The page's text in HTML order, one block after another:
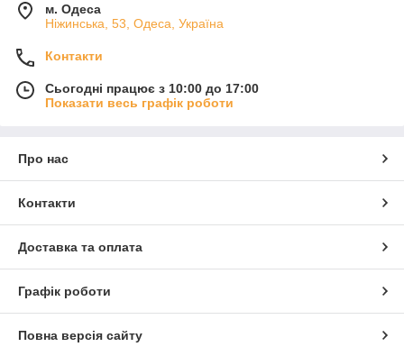
м. Одеса
Ніжинська, 53, Одеса, Україна
Контакти
Сьогодні працює з 10:00 до 17:00
Показати весь графік роботи
Про нас
Контакти
Доставка та оплата
Графік роботи
Повна версія сайту